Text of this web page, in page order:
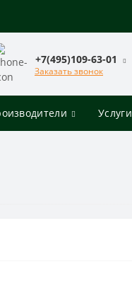
+7(495)109-63-01
Заказать звонок
Услуги